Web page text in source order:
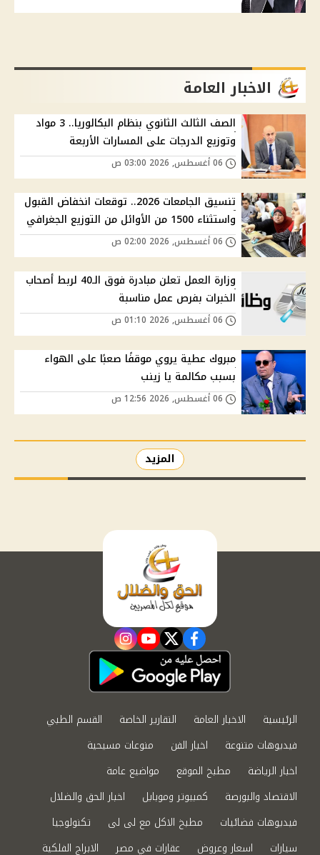
الاخبار العامة
الصف الثالث الثانوي بنظام البكالوريا.. 3 مواد
وتوزيع الدرجات على المسارات الأربعة
تنسيق الجامعات 2026.. توقعات انخفاض القبول
واستثناء 1500 من الأوائل من التوزيع الجغرافي
وزارة العمل تعلن مبادرة فوق الـ40 لربط أصحاب
الخبرات بفرص عمل مناسبة
مبروك عطية يروي موقفًا صعبًا على الهواء
بسبب مكالمة يا زينب
المزيد
facebook
twitter
youtube
instagram
الرئيسية الاخبار العامة التقارير الخاصة
القسم الطبي
فيديوهات متنوعة
اخبار الفن
منوعات مسيحية
اخبار الرياضة
مطبخ الموقع
مواضيع عامة
الاقتصاد والبورصة
كمبيوتر وموبايل
اخبار الحق والضلال
فيديوهات فضائيات
مطبخ الاكل مع لى لى
تكنولوجيا
سيارات
اسعار وعروض عقارات في مصر الابراج الفلكية